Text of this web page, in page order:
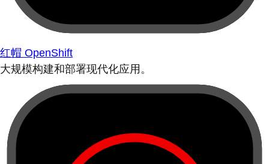
红帽 OpenShift
大规模构建和部署现代化应用。